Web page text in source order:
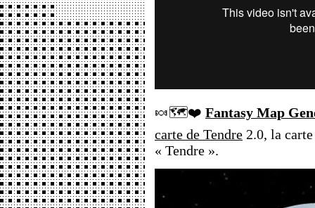
🍬🗺️❤️ Fantasy Map
carte de Tendre 2.0, la
« Tendre ».